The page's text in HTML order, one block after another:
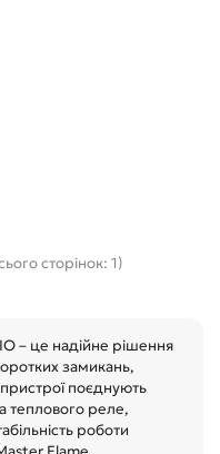
сторінок: 1)
– це надійне рішення
замикань,
поєднують
теплового реле,
роботи